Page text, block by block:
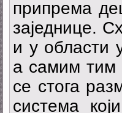
припрема
заједнице.
и у области
а самим тим
се стога
система